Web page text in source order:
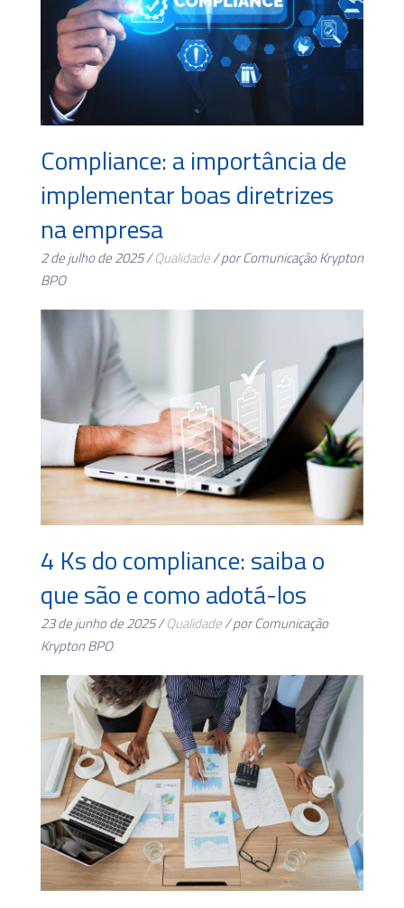
Compliance: a importância de
implementar boas diretrizes
na empresa
2 de julho de 2025 /Qualidade/ por Comunicação Krypton
BPO
4 Ks do compliance: saiba o
que são e como adotá-los
23 de junho de 2025 /Qualidade/ por Comunicação
Krypton BPO